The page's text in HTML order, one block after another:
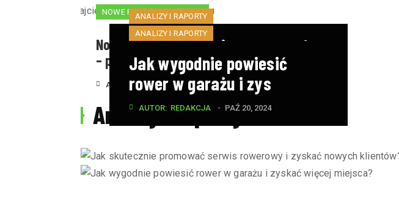
NOWE PREMIERY RYNKOWE
Nowe rowery, nowe możliwości
– przegląd najciekaws
AUTOR: REDAKCJA CZE 02, 2025
Analizy i raporty
ANALIZY I RAPORTY
Jak skutecznie promować
serwis rowerowy i z
AUTOR: REDAKCJA LIS 29, 2024
ANALIZY I RAPORTY
Jak wygodnie powiesić
rower w garażu i zys
AUTOR: REDAKCJA PAŹ 20, 2024